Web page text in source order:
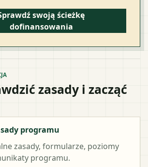
swoją ścieżkę
dofinansowania
zasady i zacząć
programu
zasady, formularze, poziomy
programu.